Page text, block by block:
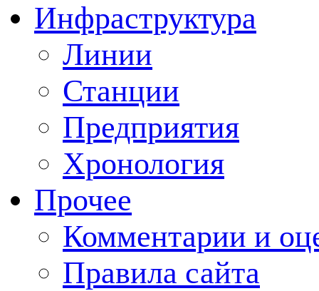
Инфраструктура
Линии
Станции
Предприятия
Хронология
Прочее
Комментарии и
Правила сайта